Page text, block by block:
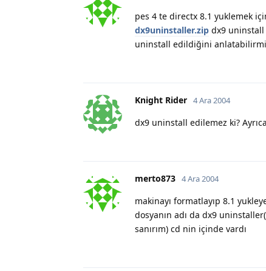
pes 4 te directx 8.1 yuklemek
dx9uninstaller.zip dx9 uninstall
uninstall edildiğini
Knight Rider 4 Ara 2004
dx9 uninstall edilemez ki?
merto873 4 Ara 2004
makinayı formatlayıp 8.1
dosyanın adı da dx9
sanırım) cd nin içinde vardı